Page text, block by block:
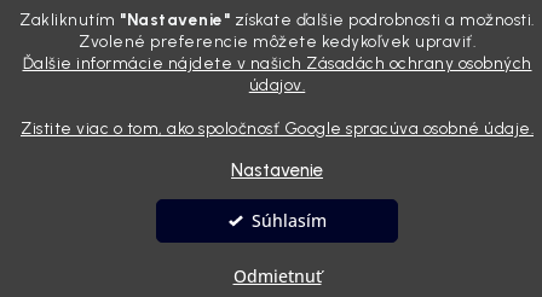
Zakliknutím "Nastavenie" získate ďalšie podrobnosti a možnosti.
Zvolené preferencie môžete kedykoľvek upraviť.
Ďalšie informácie nájdete v našich Zásadách ochrany osobných
údajov.
Zistite viac o tom, ako spoločnosť Google spracúva osobné údaje.
Nastavenie
Odmietnuť
Súhlasím
Vytvoril Shoptet
Copyright 2026Andyhoauto. Všetky práva vyhradené.Upraviť